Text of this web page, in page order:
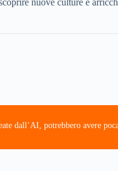
nuove culture e
dall’AI, potrebbero avere